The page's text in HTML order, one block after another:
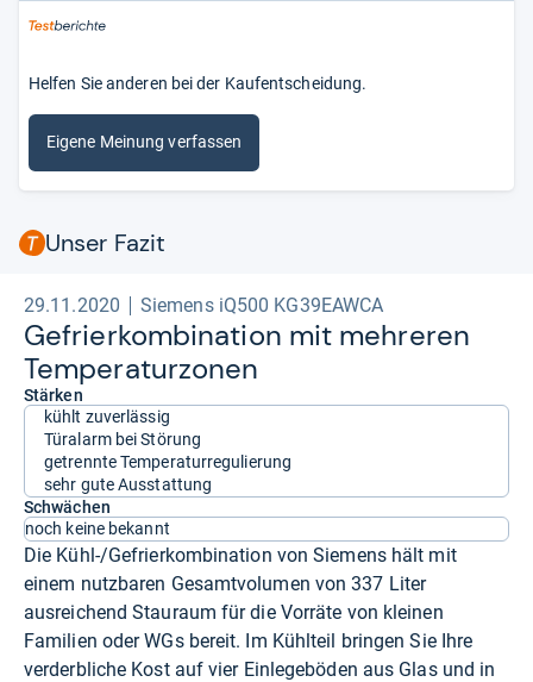
Helfen Sie anderen bei der Kaufentscheidung.
Eigene Meinung verfassen
Unser Fazit
29.11.2020 Siemens iQ500 KG39EAWCA
Gefrier­kom­bi­na­tion mit meh­re­ren
Tem­pe­ra­tur­zo­nen
Stärken
kühlt zuverlässig
Türalarm bei Störung
getrennte Temperaturregulierung
sehr gute Ausstattung
Schwächen
noch keine bekannt
Die Kühl-/Gefrierkombination von Siemens hält mit
einem nutzbaren Gesamtvolumen von 337 Liter
ausreichend Stauraum für die Vorräte von kleinen
Familien oder WGs bereit. Im Kühlteil bringen Sie Ihre
verderbliche Kost auf vier Einlegeböden aus Glas und in